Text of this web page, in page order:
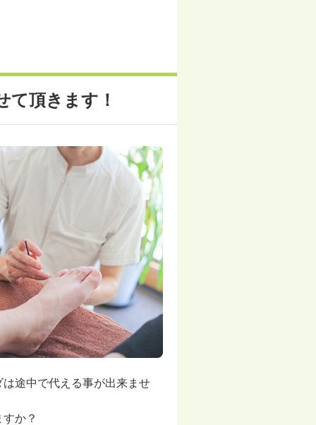
て頂きます！
途中で代える事が出来ませ
か？